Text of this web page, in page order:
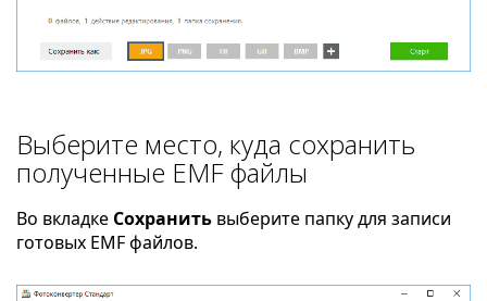
Выберите место, куда сохранить
полученные EMF файлы
Во вкладке Сохранить выберите папку для записи
готовых EMF файлов.